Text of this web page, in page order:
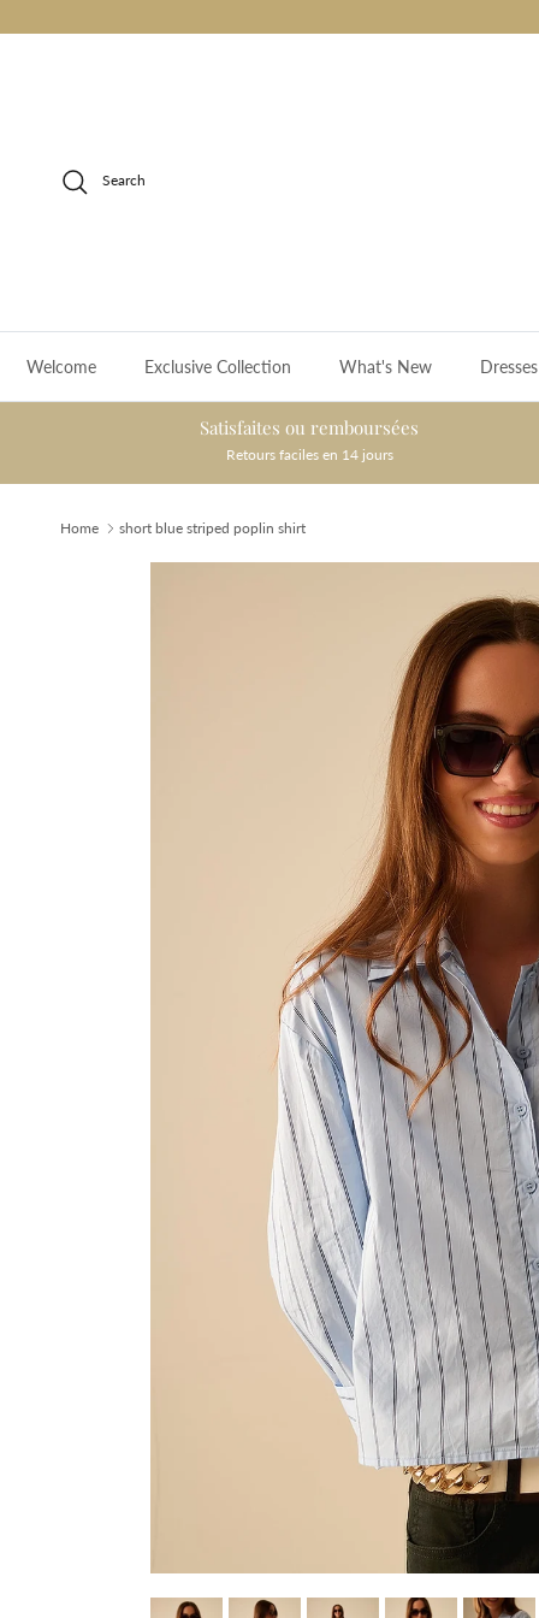
Search
Welcome Exclusive Collection What's New Dresses
Satisfaites ou remboursées
Retours faciles en 14 jours
Home short blue striped poplin shirt